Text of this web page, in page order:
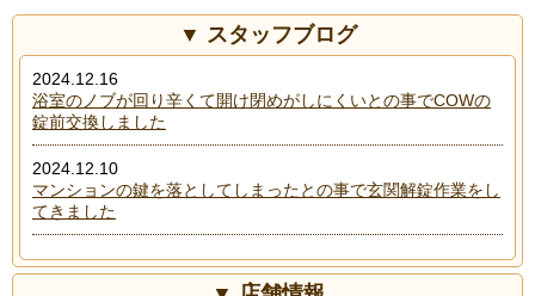
スタッフブログ
2024.12.16
浴室のノブが回り辛くて開け閉めがしにくいとの事でCOWの
錠前交換しました
2024.12.10
マンションの鍵を落としてしまったとの事で玄関解錠作業をし
てきました